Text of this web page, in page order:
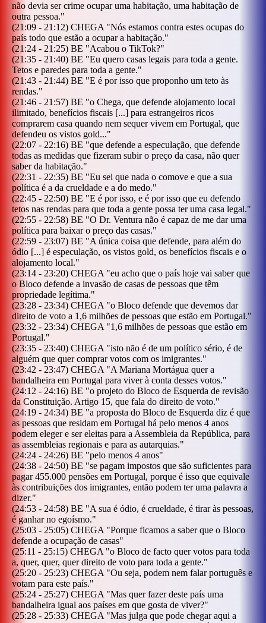
não devia ser crime ocupar uma habitação, uma habitação de
outra pessoa."
(21:09 - 21:12) CHEGA "Nós estamos contra estes ocupas do
país todo que estão a ocupar a habitação."
(21:24 - 21:25) BE "Acabou o TikTok?"
(21:35 - 21:40) BE "Eu quero casas legais para toda a gente.
Tetos e paredes para toda a gente."
(21:43 - 21:44) BE "E é por isso que proponho um teto às
rendas."
(21:46 - 21:57) BE "o Chega, que defende alojamento local
ilimitado, benefícios fiscais [...] para estrangeiros ricos
comprarem casa quando nem sequer vivem em Portugal, que
defendeu os vistos gold..."
(22:07 - 22:16) BE "que defende a especulação, que defende
todas as medidas que fizeram subir o preço da casa, não quer
saber da habitação."
(22:31 - 22:35) BE "Eu sei que nada o comove e que a sua
política é a da crueldade e a do medo."
(22:45 - 22:50) BE "E é por isso, e é por isso que eu defendo
tetos nas rendas para que toda a gente possa ter uma casa legal."
(22:55 - 22:58) BE "O Dr. Ventura não é capaz de me dar uma
política para baixar o preço das casas."
(22:59 - 23:07) BE "A única coisa que defende, para além do
ódio [...] é especulação, os vistos gold, os benefícios fiscais e o
alojamento local."
(23:14 - 23:20) CHEGA "eu acho que o país hoje vai saber que
o Bloco defende a invasão de casas de pessoas que têm
propriedade legítima."
(23:28 - 23:34) CHEGA "o Bloco defende que devemos dar
direito de voto a 1,6 milhões de pessoas que estão em Portugal."
(23:32 - 23:34) CHEGA "1,6 milhões de pessoas que estão em
Portugal."
(23:35 - 23:40) CHEGA "isto não é de um político sério, é de
alguém que quer comprar votos com os imigrantes."
(23:42 - 23:47) CHEGA "A Mariana Mortágua quer a
bandalheira em Portugal para viver à conta desses votos."
(24:12 - 24:16) BE "o projeto do Bloco de Esquerda de revisão
da Constituição. Artigo 15, que fala do direito de voto."
(24:19 - 24:34) BE "a proposta do Bloco de Esquerda diz é que
as pessoas que residam em Portugal há pelo menos 4 anos
podem eleger e ser eleitas para a Assembleia da República, para
as assembleias regionais e para as autarquias."
(24:24 - 24:26) BE "pelo menos 4 anos"
(24:38 - 24:50) BE "se pagam impostos que são suficientes para
pagar 455.000 pensões em Portugal, porque é isso que equivale
às contribuições dos imigrantes, então podem ter uma palavra a
dizer."
(24:53 - 24:58) BE "A sua é ódio, é crueldade, é tirar às pessoas,
é ganhar no egoísmo."
(25:03 - 25:05) CHEGA "Porque ficamos a saber que o Bloco
defende a ocupação de casas"
(25:11 - 25:15) CHEGA "o Bloco de facto quer votos para toda
a, quer, quer, quer direito de voto para toda a gente."
(25:20 - 25:23) CHEGA "Ou seja, podem nem falar português e
votam para este país."
(25:24 - 25:27) CHEGA "Mas quer fazer deste país uma
bandalheira igual aos países em que gosta de viver?"
(25:28 - 25:33) CHEGA "Mas julga que pode chegar aqui a